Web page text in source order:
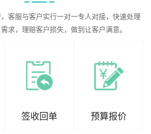
客服与客户实行一对一专人对接，快速处理
求，理赔客户损失，做到让客户满意。
签收回单 预算报价